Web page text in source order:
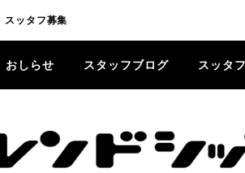
スッタフ募集
おしらせ スタッフブログ スッタ